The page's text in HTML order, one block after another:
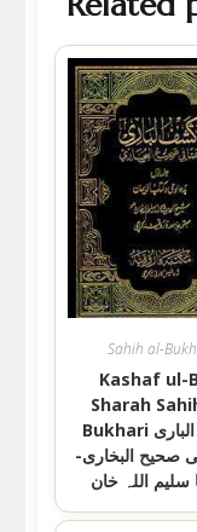
Sahih al-
Kashaf ul-
Sharah
Bukhari کشف الباری
صحیح البخاری-
سلیم اللہ خان